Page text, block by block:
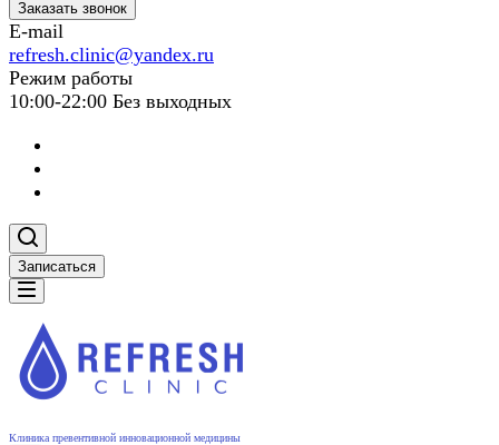
Заказать звонок
E-mail
refresh.clinic@yandex.ru
Режим работы
10:00-22:00 Без выходных
Записаться
Клиника превентивной инновационной медицины